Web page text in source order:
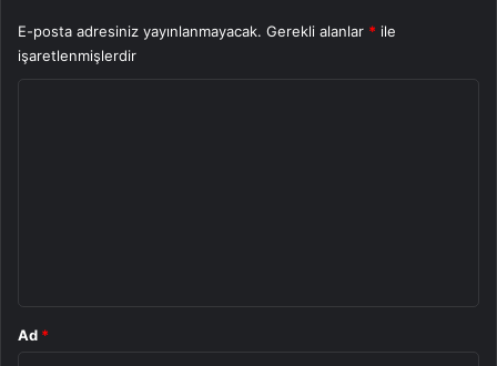
E-posta adresiniz yayınlanmayacak. Gerekli alanlar * ile
işaretlenmişlerdir
Ad *